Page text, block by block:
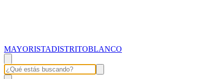
MAYORISTADISTRITOBLANCO